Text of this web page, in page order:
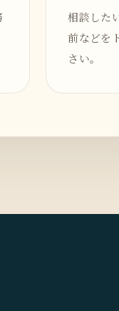
相談した
前などを
さい。